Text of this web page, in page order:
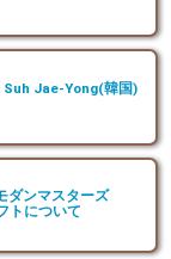
Suh Jae-Yong(韓国)
ダンマスターズ
トについて